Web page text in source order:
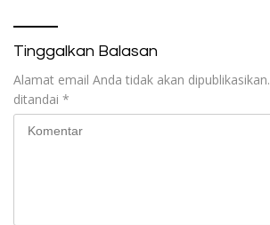
Tinggalkan Balasan
Alamat email Anda tidak akan dipublikasikan.
ditandai *